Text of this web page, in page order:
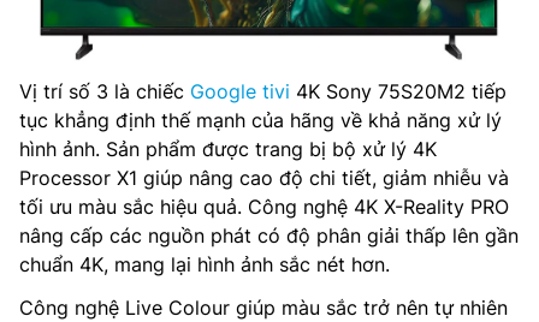
Vị trí số 3 là chiếc Google tivi 4K Sony 75S20M2 tiếp
tục khẳng định thế mạnh của hãng về khả năng xử lý
hình ảnh. Sản phẩm được trang bị bộ xử lý 4K
Processor X1 giúp nâng cao độ chi tiết, giảm nhiễu và
tối ưu màu sắc hiệu quả. Công nghệ 4K X-Reality PRO
nâng cấp các nguồn phát có độ phân giải thấp lên gần
chuẩn 4K, mang lại hình ảnh sắc nét hơn.
Công nghệ Live Colour giúp màu sắc trở nên tự nhiên